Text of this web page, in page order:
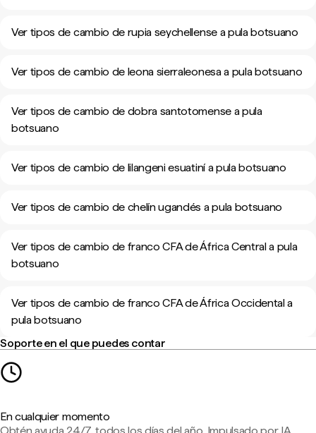
Ver tipos de cambio de rupia seychellense a pula botsuano
Ver tipos de cambio de leona sierraleonesa a pula botsuano
Ver tipos de cambio de dobra santotomense a pula
botsuano
Ver tipos de cambio de lilangeni esuatiní a pula botsuano
Ver tipos de cambio de chelín ugandés a pula botsuano
Ver tipos de cambio de franco CFA de África Central a pula
botsuano
Ver tipos de cambio de franco CFA de África Occidental a
pula botsuano
Soporte en el que puedes contar
En cualquier momento